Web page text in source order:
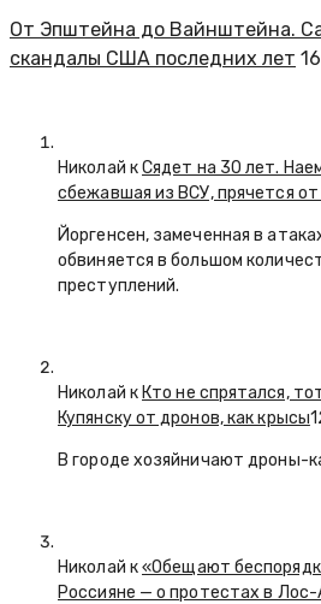
От Эпштейна до Вайнштейна.
скандалы США последних лет
Николай кСядет на 30 лет.
сбежавшая из ВСУ, прячется
Йоргенсен, замеченная в
обвиняется в большом
преступлений.
Николай к Кто не спрятался,
Купянску от дронов, как крысы
В городе хозяйничают дроны-
Николай к«Обещают
Россияне — о протестах в